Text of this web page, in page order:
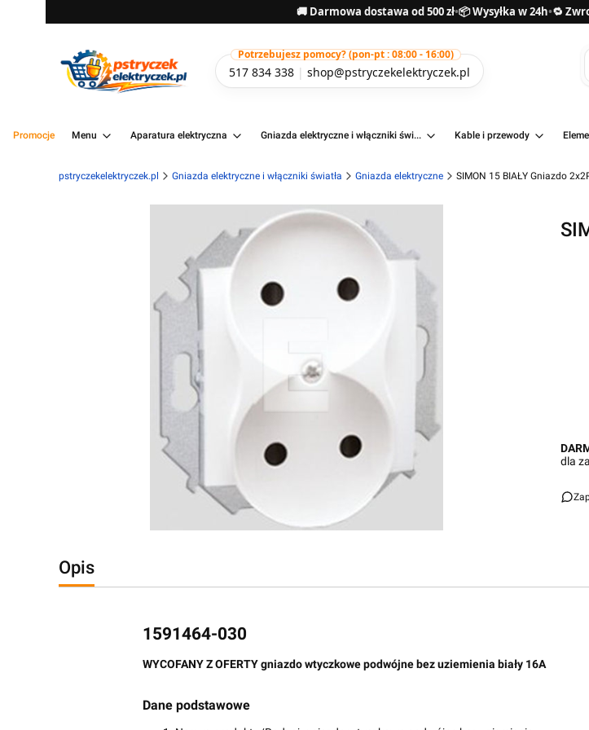
🚚 Darmowa dostawa od 500 zł•📦 Wysyłka w 24h•🔁
Potrzebujesz pomocy? (pon-pt : 08:00 - 16:00)
517 834 338 | shop@pstryczekelektryczek.pl
Promocje Menu Aparatura elektryczna Gniazda elektryczne i włączniki świ... Kable i przewody
pstryczekelektryczek.pl Gniazda elektryczne i włączniki światła Gniazda elektryczne SIMON 15 BIAŁY Gniazdo
dla
Opis
1591464-030
WYCOFANY Z OFERTY gniazdo wtyczkowe podwójne bez uziemienia biały 16A
Dane podstawowe